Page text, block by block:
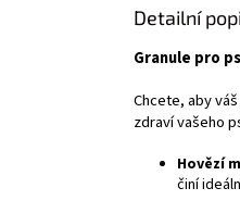
Detailní
Granule pro
Chcete, aby
zdraví vašeho
Hovězí
činí